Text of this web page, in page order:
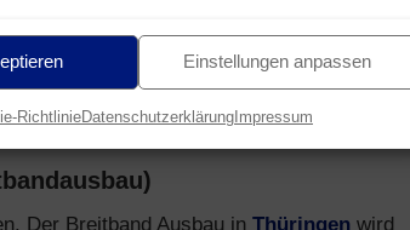
Einstellungen anpassen
RichtlinieDatenschutzerklärungImpressum
Handytarife über das
Anbietern, Tarifen und
Der Breitband Ausbau in Thüringen wird